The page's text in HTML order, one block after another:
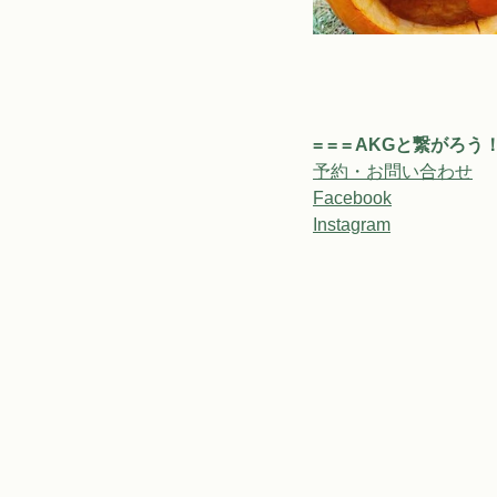
= = = AKGと繋がろう
予約・お問い合わせ
Facebook
Instagram